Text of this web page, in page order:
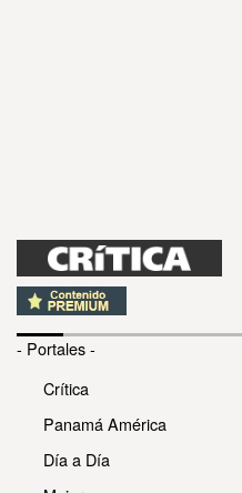
- Portales -
Crítica
Panamá América
Día a Día